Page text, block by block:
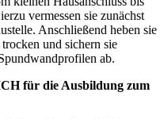
vermessen sie zunächst
Anschließend heben sie
und sichern sie
ab.
für die Ausbildung zum